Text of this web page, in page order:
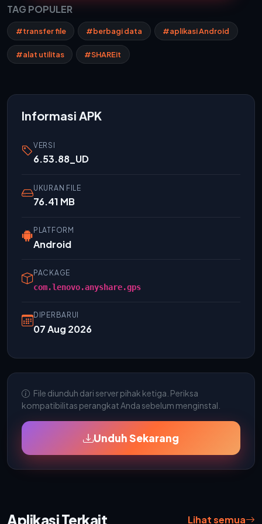
TAG POPULER
#transfer file #berbagi data #aplikasi Android
#alat utilitas #SHAREit
Informasi APK
VERSI
6.53.88_UD
UKURAN FILE
76.41 MB
PLATFORM
Android
PACKAGE
com.lenovo.anyshare.gps
DIPERBARUI
07 Aug 2026
File diunduh dari server pihak ketiga. Periksa
kompatibilitas perangkat Anda sebelum menginstal.
Unduh Sekarang
Aplikasi Terkait Lihat semua